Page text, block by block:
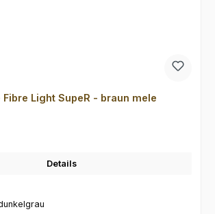
Fibre Light SupeR - braun mele
Details